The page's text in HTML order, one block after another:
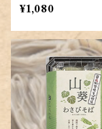
¥1,080